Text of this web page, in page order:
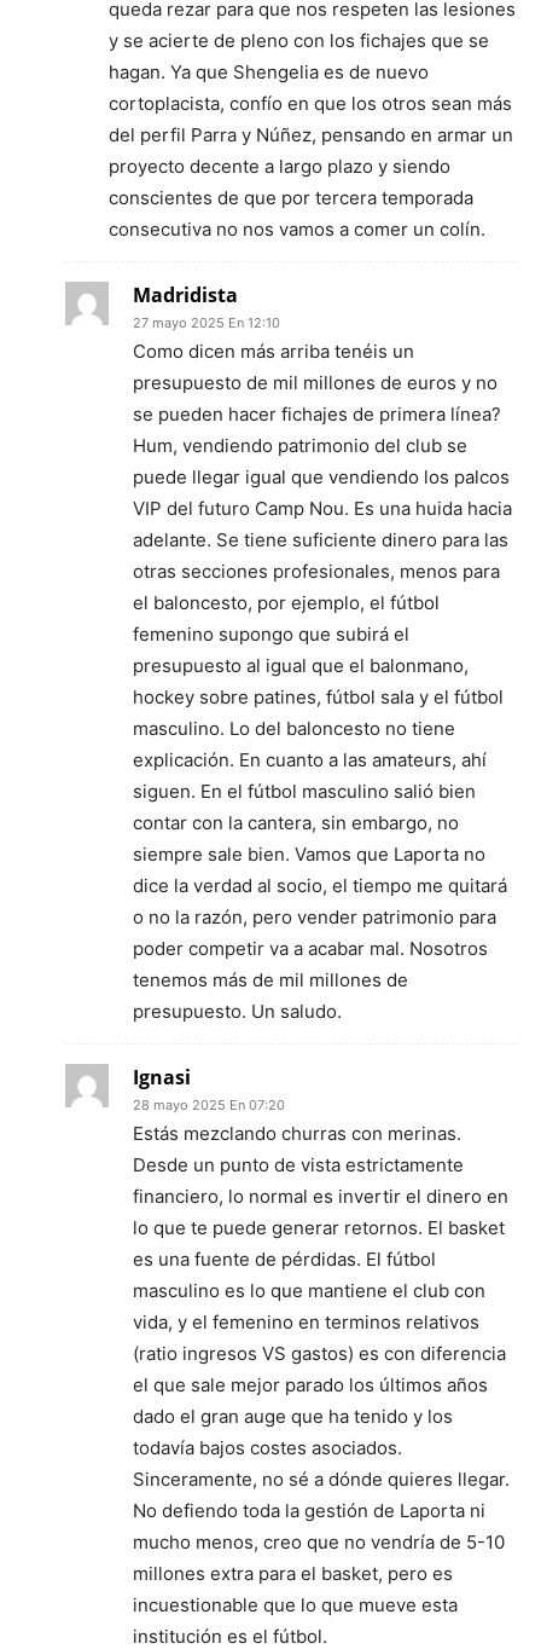
queda rezar para que nos respeten las lesiones
y se acierte de pleno con los fichajes que se
hagan. Ya que Shengelia es de nuevo
cortoplacista, confío en que los otros sean más
del perfil Parra y Núñez, pensando en armar un
proyecto decente a largo plazo y siendo
conscientes de que por tercera temporada
consecutiva no nos vamos a comer un colín.
Madridista
27 mayo 2025 En 12:10
Como dicen más arriba tenéis un
presupuesto de mil millones de euros y no
se pueden hacer fichajes de primera línea?
Hum, vendiendo patrimonio del club se
puede llegar igual que vendiendo los palcos
VIP del futuro Camp Nou. Es una huida hacia
adelante. Se tiene suficiente dinero para las
otras secciones profesionales, menos para
el baloncesto, por ejemplo, el fútbol
femenino supongo que subirá el
presupuesto al igual que el balonmano,
hockey sobre patines, fútbol sala y el fútbol
masculino. Lo del baloncesto no tiene
explicación. En cuanto a las amateurs, ahí
siguen. En el fútbol masculino salió bien
contar con la cantera, sin embargo, no
siempre sale bien. Vamos que Laporta no
dice la verdad al socio, el tiempo me quitará
o no la razón, pero vender patrimonio para
poder competir va a acabar mal. Nosotros
tenemos más de mil millones de
presupuesto. Un saludo.
Ignasi
28 mayo 2025 En 07:20
Estás mezclando churras con merinas.
Desde un punto de vista estrictamente
financiero, lo normal es invertir el dinero en
lo que te puede generar retornos. El basket
es una fuente de pérdidas. El fútbol
masculino es lo que mantiene el club con
vida, y el femenino en terminos relativos
(ratio ingresos VS gastos) es con diferencia
el que sale mejor parado los últimos años
dado el gran auge que ha tenido y los
todavía bajos costes asociados.
Sinceramente, no sé a dónde quieres llegar.
No defiendo toda la gestión de Laporta ni
mucho menos, creo que no vendría de 5-10
millones extra para el basket, pero es
incuestionable que lo que mueve esta
institución es el fútbol.